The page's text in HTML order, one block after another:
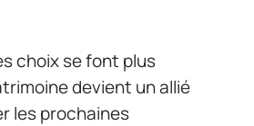
choix se font plus
devient un allié
les prochaines